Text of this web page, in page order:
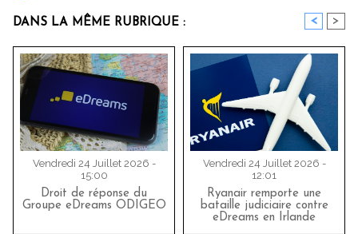
DANS LA MÊME RUBRIQUE : < >
Vendredi 24 Juillet 2026 -
15:00
Droit de réponse du
Groupe eDreams ODIGEO
Vendredi 24 Juillet 2026 -
12:01
Ryanair remporte une
bataille judiciaire contre
eDreams en Irlande